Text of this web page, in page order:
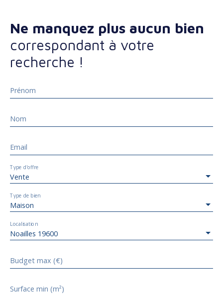
Ne manquez plus aucun bien
correspondant à votre
recherche !
Prénom
Nom
Email
Vente
Type d'offre
Maison
Type de bien
Noailles 19600
Localisation
Budget max (€)
Surface min (m²)